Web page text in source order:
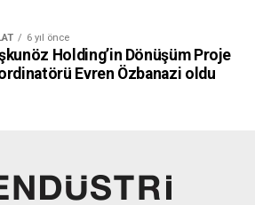
6 yıl önce
Holding’in Dönüşüm Proje
Evren Özbanazi oldu